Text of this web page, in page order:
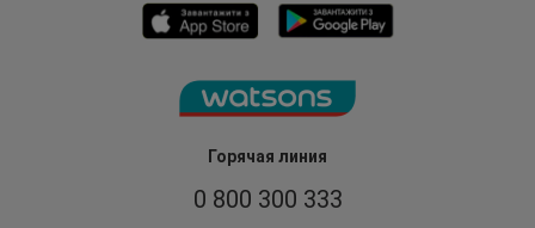
Горячая линия
0 800 300 333